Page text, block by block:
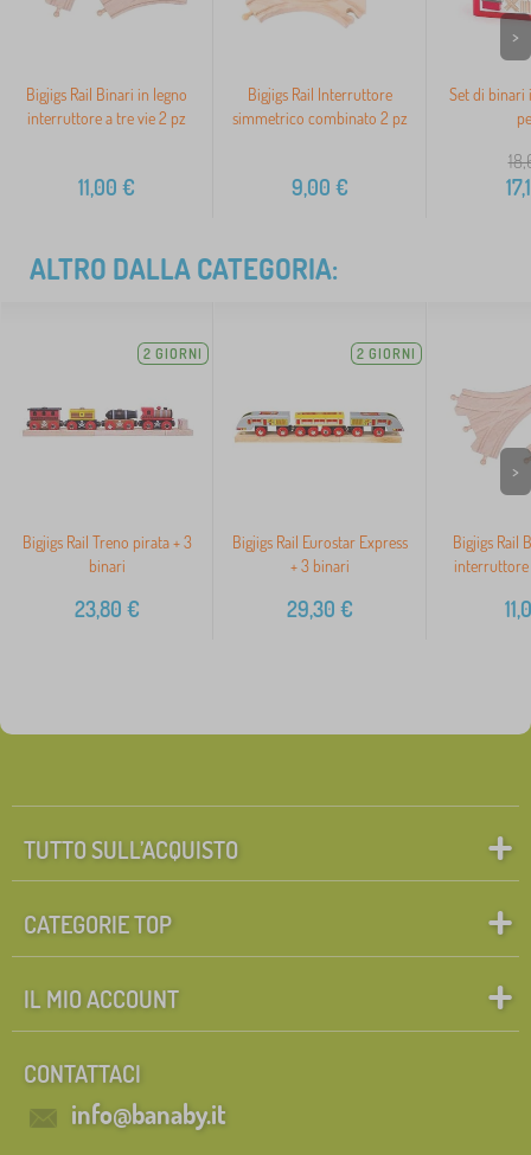
Bigjigs Rail Binari in legno
interruttore a tre vie 2 pz
11,00 €
Bigjigs Rail Interruttore
simmetrico combinato 2 pz
9,00 €
Set di binari
>
ALTRO DALLA CATEGORIA:
2 GIORNI
Bigjigs Rail Treno pirata + 3
binari
23,80 €
2 GIORNI
Bigjigs Rail Eurostar Express
+ 3 binari
29,30 €
Bigjigs Rail
interruttore
>
TUTTO SULL’ACQUISTO
CATEGORIE TOP
IL MIO ACCOUNT
CONTATTACI
info@banaby.it